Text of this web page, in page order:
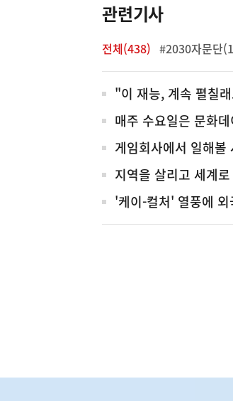
관련기사
전체(438) #2030자문단
전
체
"이 재능, 계속 펼칠
매주 수요일은 문화
게임회사에서 일해볼
지역을 살리고 세계
'케이-컬처' 열풍에